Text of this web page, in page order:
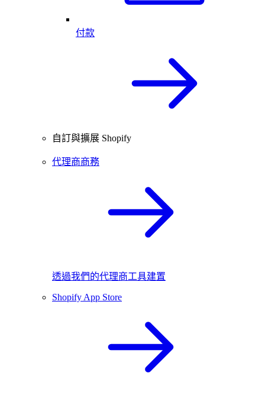
付款
自訂與擴展 Shopify
代理商商務
透過我們的代理商工具建置
Shopify App Store